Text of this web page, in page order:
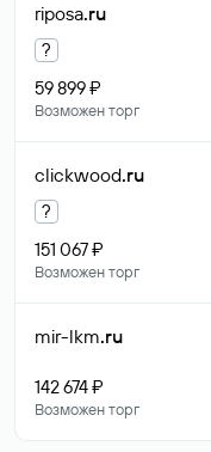
riposa.ru
?
59 899 ₽
Возможен торг
clickwood.ru
?
151 067 ₽
Возможен торг
mir-lkm.ru
142 674 ₽
Возможен торг